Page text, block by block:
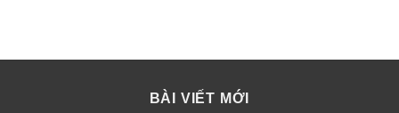
BÀI VIẾT MỚI